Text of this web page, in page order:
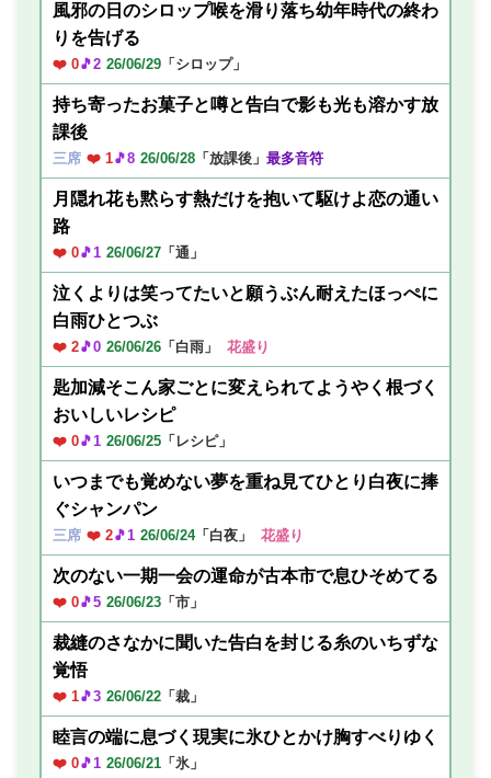
風邪の日のシロップ喉を滑り落ち幼年時代の終わ
りを告げる
❤️ 0🎵2 26/06/29 「シロップ」
持ち寄ったお菓子と噂と告白で影も光も溶かす放
課後
三席 ❤️ 1🎵8 26/06/28 「放課後」 最多音符
月隠れ花も黙らす熱だけを抱いて駆けよ恋の通い
路
❤️ 0🎵1 26/06/27 「通」
泣くよりは笑ってたいと願うぶん耐えたほっぺに
白雨ひとつぶ
❤️ 2🎵0 26/06/26 「白雨」 花盛り
匙加減そこん家ごとに変えられてようやく根づく
おいしいレシピ
❤️ 0🎵1 26/06/25 「レシピ」
いつまでも覚めない夢を重ね見てひとり白夜に捧
ぐシャンパン
三席 ❤️ 2🎵1 26/06/24「白夜」 花盛り
次のない一期一会の運命が古本市で息ひそめてる
❤️ 0🎵5 26/06/23 「市」
裁縫のさなかに聞いた告白を封じる糸のいちずな
覚悟
❤️ 1🎵3 26/06/22 「裁」
睦言の端に息づく現実に氷ひとかけ胸すべりゆく
❤️ 0🎵1 26/06/21 「氷」